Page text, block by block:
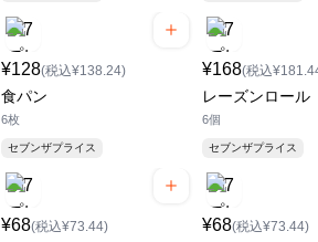
¥128(税込¥138.24)
食パン
6枚
セブンザプライス
¥168(税込
レーズンロール
6個
セブンザプライス
¥68(税込¥73.44) ¥68(税込¥73.44)